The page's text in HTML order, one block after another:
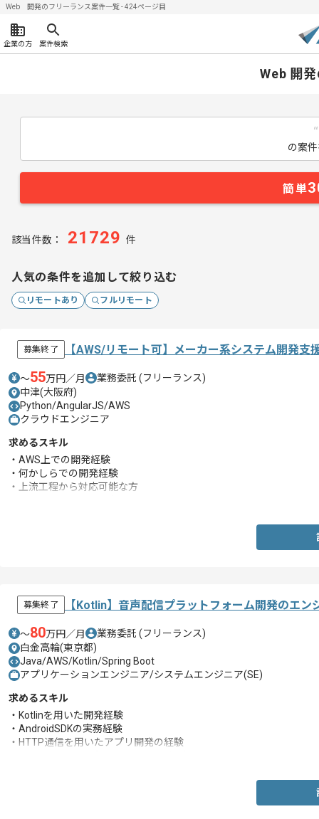
Web 開発のフリーランス案件一覧 - 424ページ目
企業の方 案件検索
Web 開
の案
簡単
該当件数： 21729 件
人気の条件を追加して絞り込む
リモートあり フルリモート
募集終了 【AWS/リモート可】メーカー系システム開発支
〜55万円／月 業務委託 (フリーランス)
中津(大阪府)
Python/AngularJS/AWS
クラウドエンジニア
求めるスキル
・AWS上での開発経験
・何かしらでの開発経験
・上流工程から対応可能な方
募集終了 【Kotlin】音声配信プラットフォーム開発のエン
〜80万円／月 業務委託 (フリーランス)
白金高輪(東京都)
Java/AWS/Kotlin/Spring Boot
アプリケーションエンジニア/システムエンジニア(SE)
求めるスキル
・Kotlinを用いた開発経験
・AndroidSDKの実務経験
・HTTP通信を用いたアプリ開発の経験